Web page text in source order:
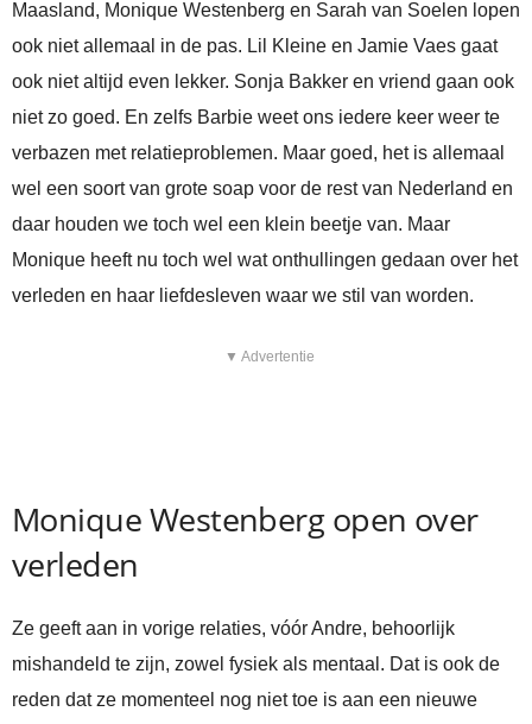
Maasland, Monique Westenberg en Sarah van Soelen lopen
ook niet allemaal in de pas. Lil Kleine en Jamie Vaes gaat
ook niet altijd even lekker. Sonja Bakker en vriend gaan ook
niet zo goed. En zelfs Barbie weet ons iedere keer weer te
verbazen met relatieproblemen. Maar goed, het is allemaal
wel een soort van grote soap voor de rest van Nederland en
daar houden we toch wel een klein beetje van. Maar
Monique heeft nu toch wel wat onthullingen gedaan over het
verleden en haar liefdesleven waar we stil van worden.
▼ Advertentie
Monique Westenberg open over
verleden
Ze geeft aan in vorige relaties, vóór Andre, behoorlijk
mishandeld te zijn, zowel fysiek als mentaal. Dat is ook de
reden dat ze momenteel nog niet toe is aan een nieuwe